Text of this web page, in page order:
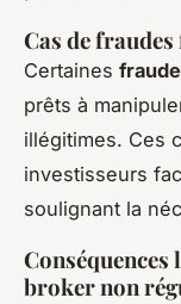
Cas de
Certaines
prêts à
illégitimes. Ces
investisseurs
soulignant la
Conséquences
broker non